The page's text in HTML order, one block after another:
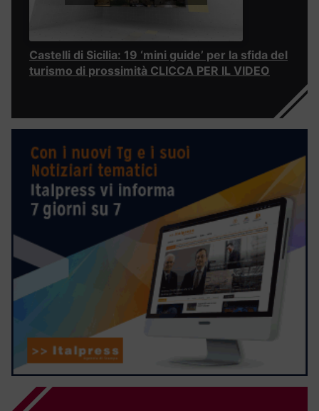
Castelli di Sicilia: 19 ‘mini guide’ per la sfida del
turismo di prossimità CLICCA PER IL VIDEO